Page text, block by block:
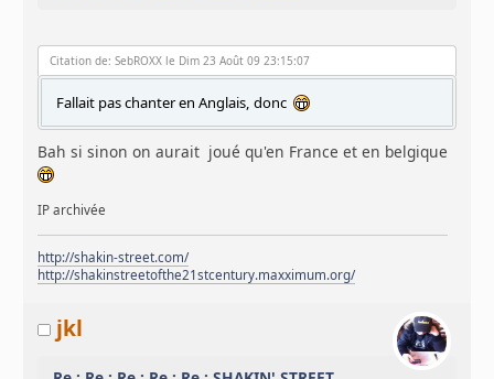
Citation de: SebROXX le Dim 23 Août 09 23:15:07
Fallait pas chanter en Anglais, donc
Bah si sinon on aurait joué qu'en France et en belgique
IP archivée
http://shakin-street.com/
http://shakinstreetofthe21stcentury.maxximum.org/
jkl